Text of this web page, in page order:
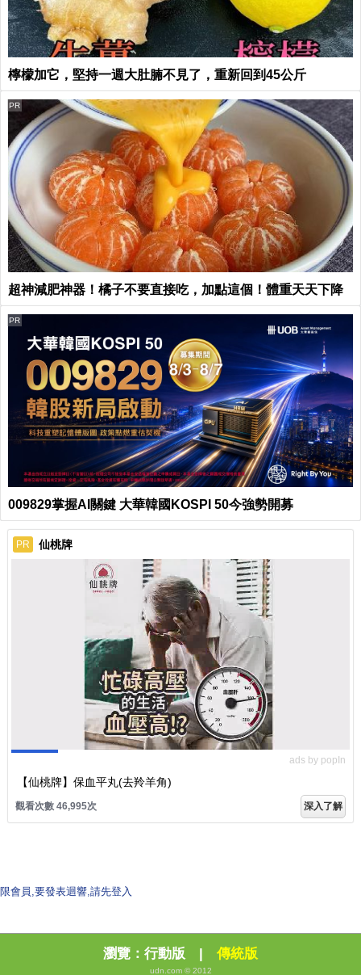
檸檬加它，堅持一週大肚腩不見了，重新回到45公斤
超神減肥神器！橘子不要直接吃，加點這個！體重天天下降
PR
009829掌握AI關鍵 大華韓國KOSPI 50今強勢開募
PR
PR 仙桃牌
ads by popIn
【仙桃牌】保血平丸(去羚羊角)
觀看次數 46,995次 深入了解
限會員,要發表迴響,請先登入
瀏覽： 行動版 | 傳統版
udn.com © 2012